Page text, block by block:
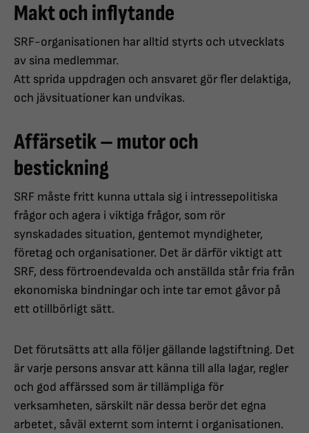
Makt och inflytande
SRF-organisationen har alltid styrts och utvecklats
av sina medlemmar.
Att sprida uppdragen och ansvaret gör fler delaktiga,
och jävsituationer kan undvikas.
Affärsetik – mutor och
bestickning
SRF måste fritt kunna uttala sig i intressepolitiska
frågor och agera i viktiga frågor, som rör
synskadades situation, gentemot myndigheter,
företag och organisationer. Det är därför viktigt att
SRF, dess förtroendevalda och anställda står fria från
ekonomiska bindningar och inte tar emot gåvor på
ett otillbörligt sätt.
Det förutsätts att alla följer gällande lagstiftning. Det
är varje persons ansvar att känna till alla lagar, regler
och god affärssed som är tillämpliga för
verksamheten, särskilt när dessa berör det egna
arbetet, såväl externt som internt i organisationen.